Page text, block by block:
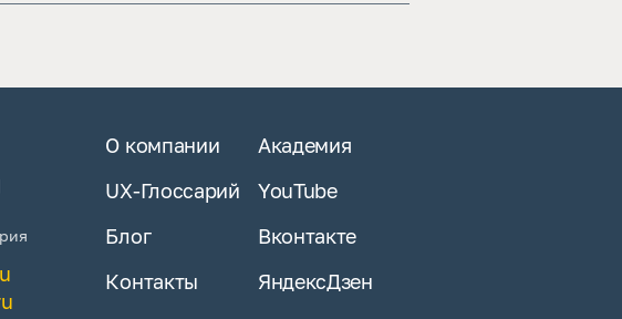
О компании
Академия
UX-Глоссарий
YouTube
Блог
Вконтакте
Контакты
ЯндексДзен